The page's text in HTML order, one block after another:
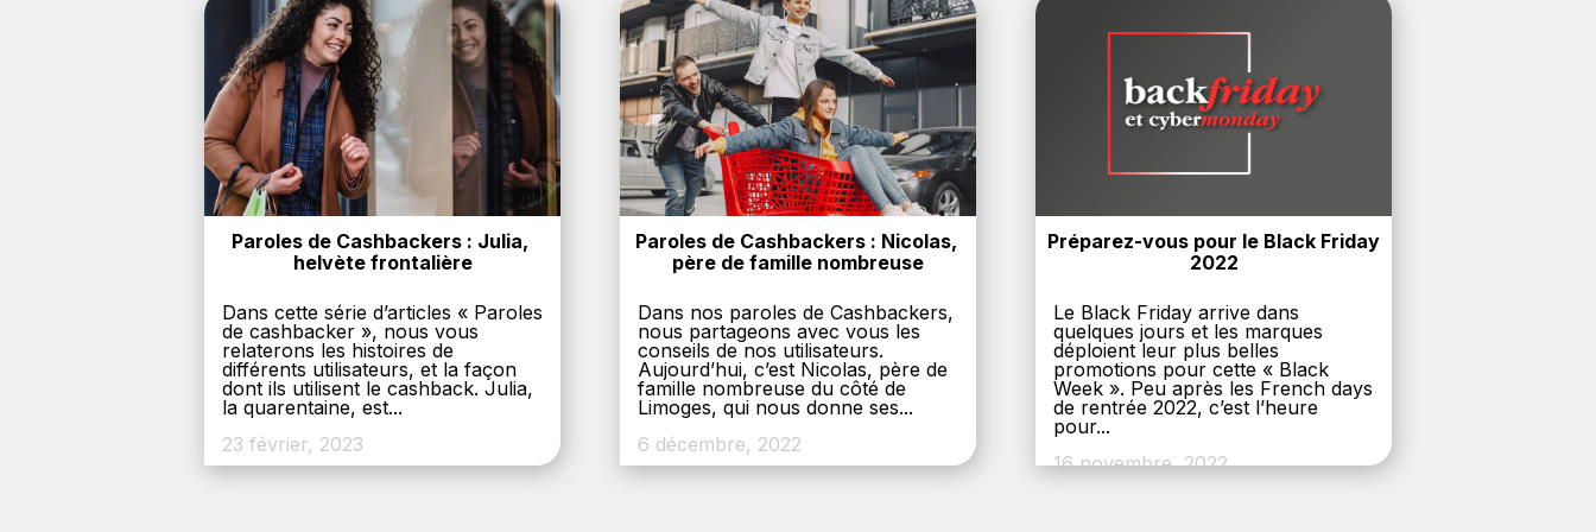
Paroles de Cashbackers : Julia,
helvète frontalière
Dans cette série d’articles « Paroles
de cashbacker », nous vous
relaterons les histoires de
différents utilisateurs, et la façon
dont ils utilisent le cashback. Julia,
la quarentaine, est...
23 février, 2023
Paroles de Cashbackers : Nicolas,
père de famille nombreuse
Dans nos paroles de Cashbackers,
nous partageons avec vous les
conseils de nos utilisateurs.
Aujourd’hui, c’est Nicolas, père de
famille nombreuse du côté de
Limoges, qui nous donne ses...
6 décembre, 2022
Préparez-vous pour le Black Friday
2022
Le Black Friday arrive dans
quelques jours et les marques
déploient leur plus belles
promotions pour cette « Black
Week ». Peu après les French days
de rentrée 2022, c’est l’heure
pour...
16 novembre, 2022